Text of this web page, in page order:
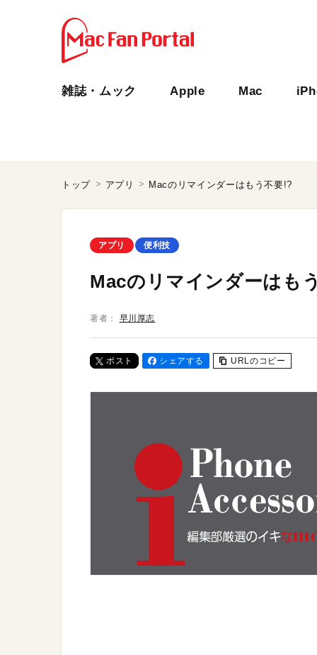
雑誌・ムック Apple Mac
トップ アプリ Macのリマインダーはもう不要!?
アプリ 便利技
Macのリマインダーはも
著者： 早川厚志
ポスト シェアする URLのコピー